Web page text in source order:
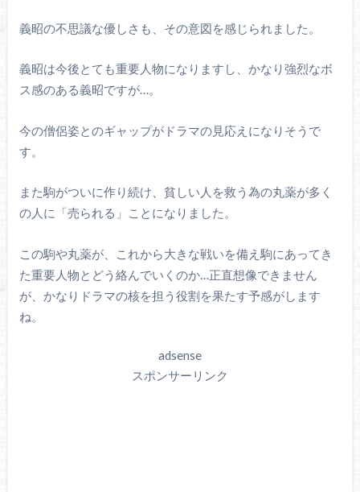
義昭の不思議な優しさも、その意図を感じられました。
義昭は今後とても重要人物になりますし、かなり強烈なボ
ス感のある義昭ですが…。
今の僧侶姿とのギャップがドラマの見応えになりそうで
す。
また駒がついに作り続け、貧しい人を救う為の丸薬が多く
の人に「売られる」ことになりました。
この駒や丸薬が、これから大きな戦いを備え駒にあってき
た重要人物とどう絡んでいくのか…正直想像できません
が、かなりドラマの核を担う役割を果たす予感がします
ね。
adsense
スポンサーリンク